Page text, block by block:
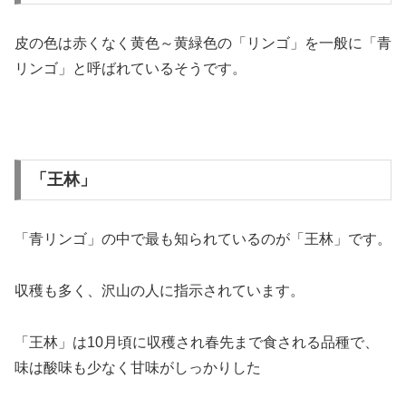
皮の色は赤くなく黄色～黄緑色の「リンゴ」を一般に「青
リンゴ」と呼ばれているそうです。
「王林」
「青リンゴ」の中で最も知られているのが「王林」です。
収穫も多く、沢山の人に指示されています。
「王林」は10月頃に収穫され春先まで食される品種で、
味は酸味も少なく甘味がしっかりした